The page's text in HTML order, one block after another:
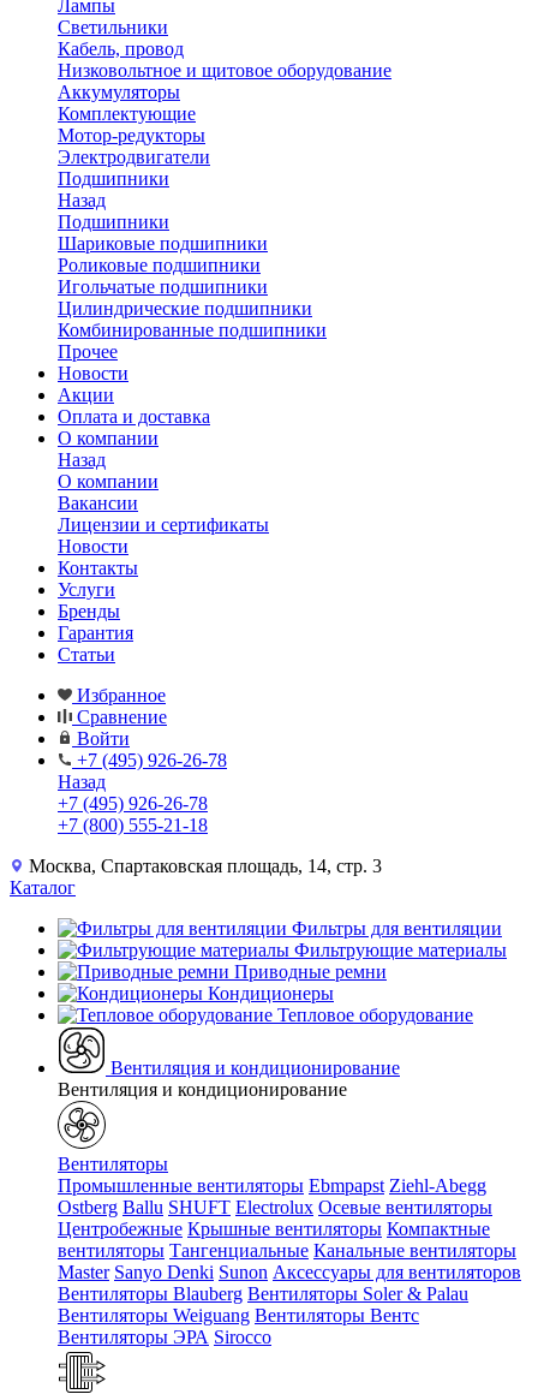
Лампы
Светильники
Кабель, провод
Низковольтное и щитовое оборудование
Аккумуляторы
Комплектующие
Мотор-редукторы
Электродвигатели
Подшипники
Назад
Подшипники
Шариковые подшипники
Роликовые подшипники
Игольчатые подшипники
Цилиндрические подшипники
Комбинированные подшипники
Прочее
Новости
Акции
Оплата и доставка
О компании
Назад
О компании
Вакансии
Лицензии и сертификаты
Новости
Контакты
Услуги
Бренды
Гарантия
Статьи
Избранное
Сравнение
Войти
+7 (495) 926-26-78
Назад
+7 (495) 926-26-78
+7 (800) 555-21-18
Москва, Спартаковская площадь, 14, стр. 3
Каталог
Фильтры для вентиляции
Фильтрующие материалы
Приводные ремни
Кондиционеры
Тепловое оборудование
Вентиляция и кондиционирование
Вентиляция и кондиционирование
Вентиляторы
Промышленные вентиляторы Ebmpapst Ziehl-Abegg
Ostberg Ballu SHUFT Electrolux Осевые вентиляторы
Центробежные Крышные вентиляторы Компактные
вентиляторы Тангенциальные Канальные вентиляторы
Master Sanyo Denki Sunon Аксессуары для вентиляторов
Вентиляторы Blauberg Вентиляторы Soler & Palau
Вентиляторы Weiguang Вентиляторы Вентс
Вентиляторы ЭРА Sirocco